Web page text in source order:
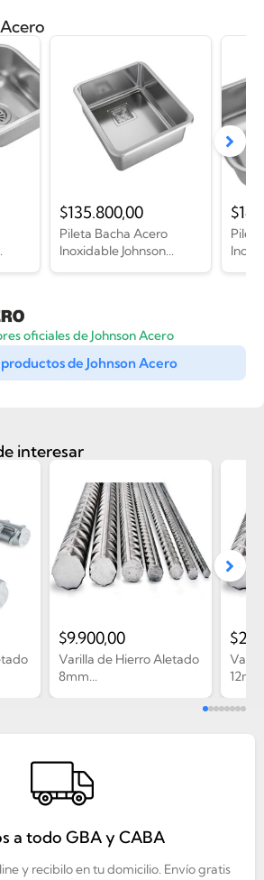
oficiales de Johnson Acero
de Johnson Acero
Pileta Bacha Acero
Inoxidable Johnson...
$135.800,00 $
interesar
Varilla de Hierro Aletado
8mm...
$9.900,00 $
a todo GBA y CABA
y recibilo en tu domicilio. Envío gratis